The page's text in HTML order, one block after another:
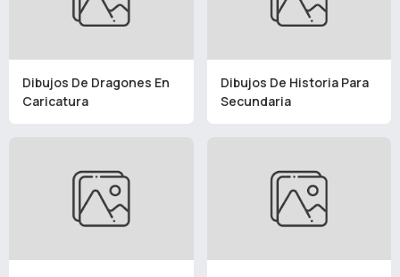
Dibujos De Dragones En
Caricatura
Dibujos De Historia Para
Secundaria